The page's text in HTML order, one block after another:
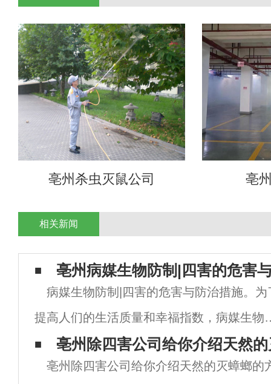
亳州杀虫灭鼠公司 亳
相关新闻
亳州病媒生物防制|四害的危害
病媒生物防制|四害的危害与防治措施。为
提高人们的生活质量和幸福指数，病媒生物
制是，那么四害是指哪四害？什么是病媒生
物？居民应该怎么做好病媒生物防制呢？灭
亳州除四害公司给你介绍天然
亳州除四害公司给你介绍天然的灭蟑螂的